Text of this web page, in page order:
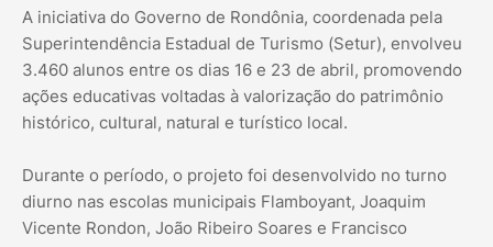
A iniciativa do Governo de Rondônia, coordenada pela
Superintendência Estadual de Turismo (Setur), envolveu
3.460 alunos entre os dias 16 e 23 de abril, promovendo
ações educativas voltadas à valorização do patrimônio
histórico, cultural, natural e turístico local.
Durante o período, o projeto foi desenvolvido no turno
diurno nas escolas municipais Flamboyant, Joaquim
Vicente Rondon, João Ribeiro Soares e Francisco